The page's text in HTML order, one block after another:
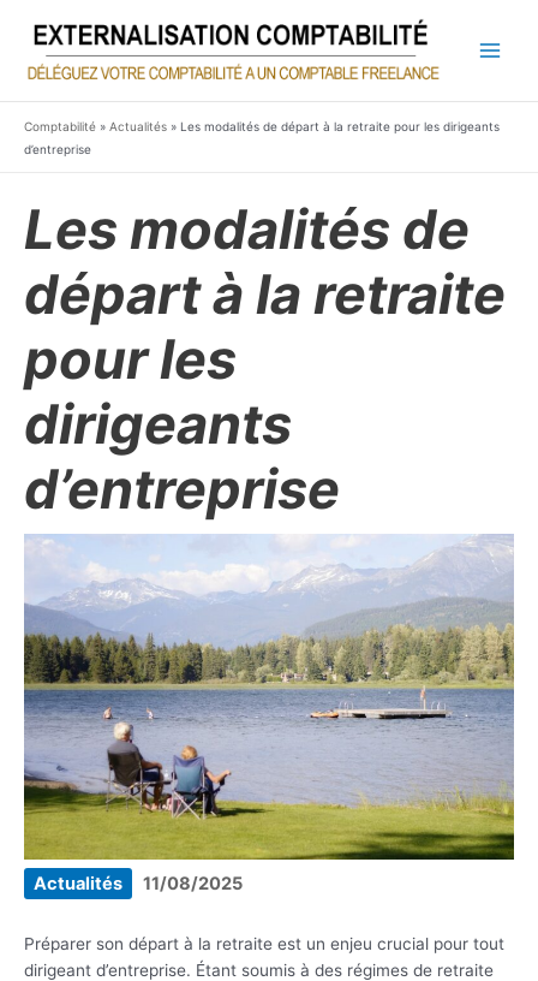
contenu
Comptabilité » Actualités » Les modalités de départ à la retraite pour les dirigeants
d’entreprise
Les modalités de
départ à la retraite
pour les
dirigeants
d’entreprise
Actualités 11/08/2025
Préparer son départ à la retraite est un enjeu crucial pour tout
dirigeant d’entreprise. Étant soumis à des régimes de retraite